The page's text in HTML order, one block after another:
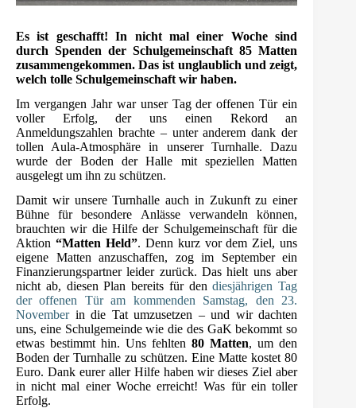
Es ist geschafft! In nicht mal einer Woche sind
durch Spenden der Schulgemeinschaft 85 Matten
zusammengekommen. Das ist unglaublich und zeigt,
welch tolle Schulgemeinschaft wir haben.
Im vergangen Jahr war unser Tag der offenen Tür ein
voller Erfolg, der uns einen Rekord an
Anmeldungszahlen brachte – unter anderem dank der
tollen Aula-Atmosphäre in unserer Turnhalle. Dazu
wurde der Boden der Halle mit speziellen Matten
ausgelegt um ihn zu schützen.
Damit wir unsere Turnhalle auch in Zukunft zu einer
Bühne für besondere Anlässe verwandeln können,
brauchten wir die Hilfe der Schulgemeinschaft für die
Aktion “Matten Held”. Denn kurz vor dem Ziel, uns
eigene Matten anzuschaffen, zog im September ein
Finanzierungspartner leider zurück. Das hielt uns aber
nicht ab, diesen Plan bereits für dendiesjährigen Tag
der offenen Tür am kommenden Samstag, den 23.
Novemberin die Tat umzusetzen – und wir dachten
uns, eine Schulgemeinde wie die des GaK bekommt so
etwas bestimmt hin. Uns fehlten80 Matten, um den
Boden der Turnhalle zu schützen. Eine Matte kostet 80
Euro. Dank eurer aller Hilfe haben wir dieses Ziel aber
in nicht mal einer Woche erreicht! Was für ein toller
Erfolg.